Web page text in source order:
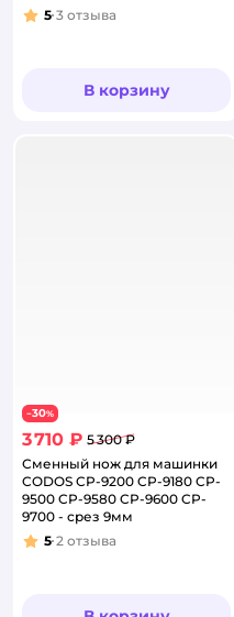
Рейтинг:
5 3 отзыва
В корзину
−30%
3 710 ₽ 5 300 ₽
Сменный нож для машинки
CODOS CP-9200 CP-9180 CP-
9500 CP-9580 CP-9600 CP-
9700 - срез 9мм
Рейтинг:
5 2 отзыва